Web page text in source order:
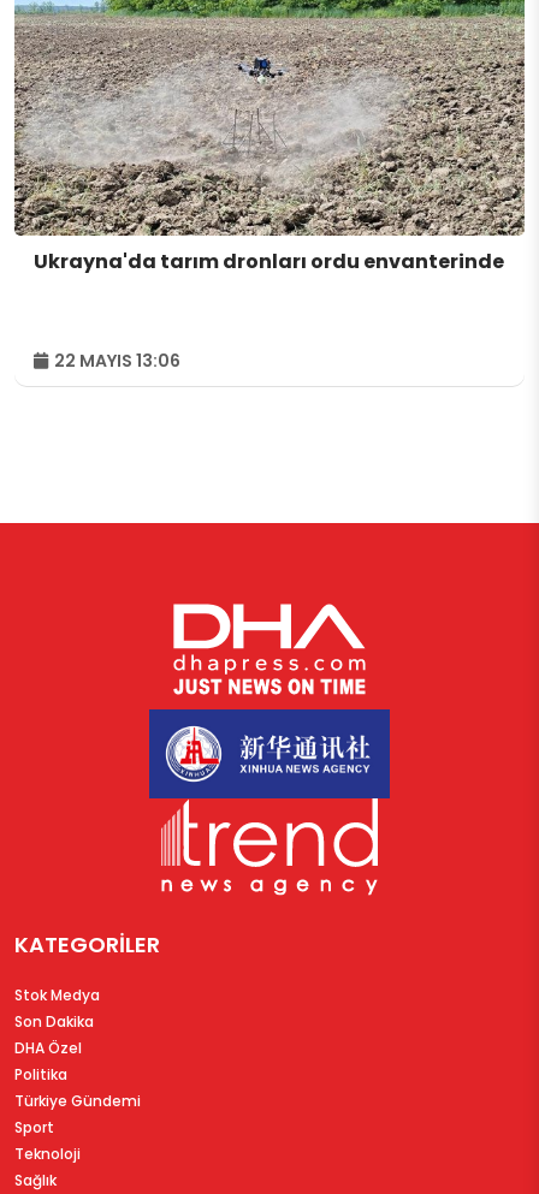
Ukrayna'da tarım dronları ordu envanterinde
22 MAYIS 13:06
KATEGORİLER
Stok Medya
Son Dakika
DHA Özel
Politika
Türkiye Gündemi
Sport
Teknoloji
Sağlık